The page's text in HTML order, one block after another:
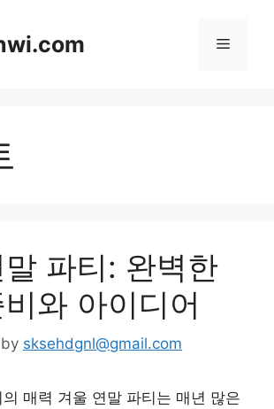
Menu
파티: 완벽한
와 아이디어
by sksehdgnl@gmail.com
매력 겨울 연말 파티는 매년 많은